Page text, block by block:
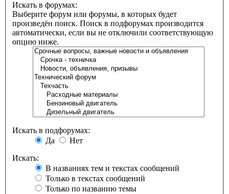
Искать в форумах:
Выберите форум или форумы, в которых будет
произведён поиск. Поиск в подфорумах производится
автоматически, если вы не отключили соответствующую
опцию ниже.
Искать в подфорумах:
Да
Нет
Искать:
В названиях тем и текстах сообщений
Только в текстах сообщений
Только по названию темы